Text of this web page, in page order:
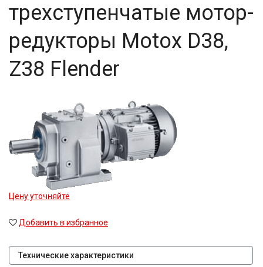
трехступенчатые мотор-
редукторы Motox D38,
Z38 Flender
Цену уточняйте
Добавить в избранное
Технические характеристики